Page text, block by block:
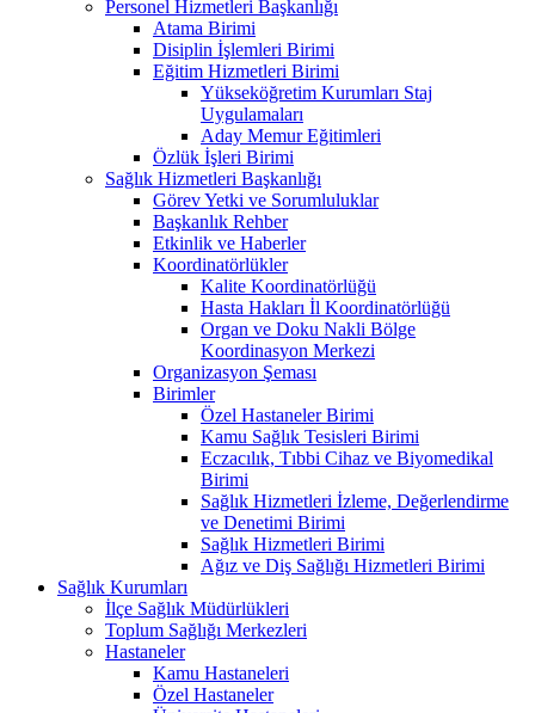
Personel Hizmetleri Başkanlığı
Atama Birimi
Disiplin İşlemleri Birimi
Eğitim Hizmetleri Birimi
Yükseköğretim Kurumları Staj
Uygulamaları
Aday Memur Eğitimleri
Özlük İşleri Birimi
Sağlık Hizmetleri Başkanlığı
Görev Yetki ve Sorumluluklar
Başkanlık Rehber
Etkinlik ve Haberler
Koordinatörlükler
Kalite Koordinatörlüğü
Hasta Hakları İl Koordinatörlüğü
Organ ve Doku Nakli Bölge
Koordinasyon Merkezi
Organizasyon Şeması
Birimler
Özel Hastaneler Birimi
Kamu Sağlık Tesisleri Birimi
Eczacılık, Tıbbi Cihaz ve Biyomedikal
Birimi
Sağlık Hizmetleri İzleme, Değerlendirme
ve Denetimi Birimi
Sağlık Hizmetleri Birimi
Ağız ve Diş Sağlığı Hizmetleri Birimi
Sağlık Kurumları
İlçe Sağlık Müdürlükleri
Toplum Sağlığı Merkezleri
Hastaneler
Kamu Hastaneleri
Özel Hastaneler